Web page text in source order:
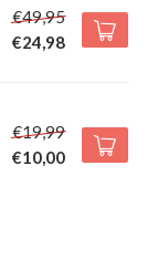
€49,95
€24,98
€19,99
€10,00